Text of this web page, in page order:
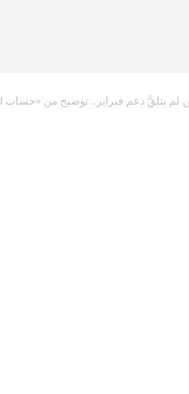
لم يتلقَّ دعم فبراير.. توضيح من «حساب